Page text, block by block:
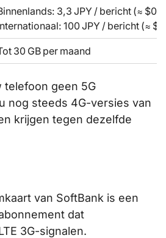
3,3 JPY / bericht (≈
100 JPY / bericht (≈
30 GB per maand
telefoon geen 5G
nog steeds 4G-versies van
krijgen tegen dezelfde
van SoftBank is een
dat
3G-signalen.